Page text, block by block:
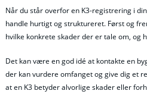
Når du står overfor en K3-registrering i
handle hurtigt og struktureret. Først og
hvilke konkrete skader der er tale om, og
Det kan være en god idé at kontakte en
der kan vurdere omfanget og give dig et
at en K3 betyder alvorlige skader eller